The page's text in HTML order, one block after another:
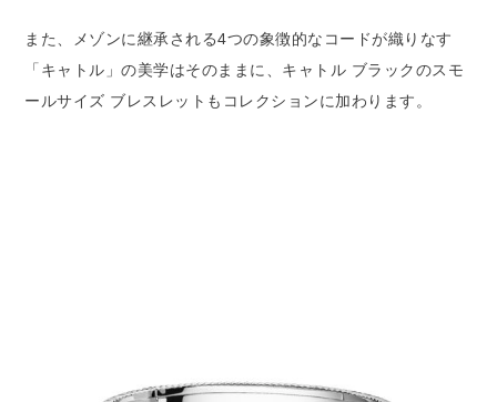
また、メゾンに継承される4つの象徴的なコードが織りなす
「キャトル」の美学はそのままに、キャトル ブラックのスモ
ールサイズ ブレスレットもコレクションに加わります。